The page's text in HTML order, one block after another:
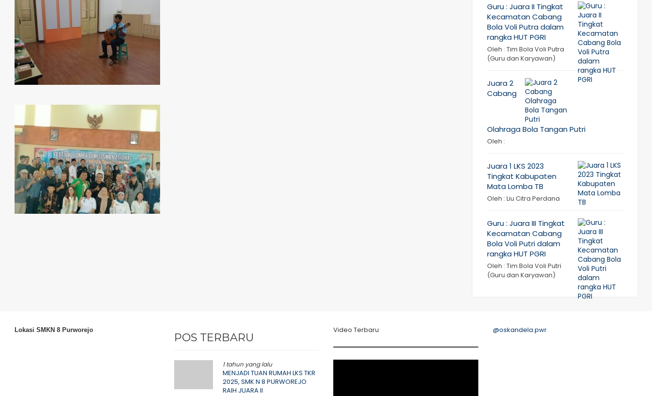
Guru : Juara II Tingkat
Kecamatan Cabang
Bola Voli Putra dalam
rangka HUT PGRI
Oleh : Tim Bola Voli Putra
(Guru dan Karyawan)
Juara 2
Cabang
Olahraga Bola Tangan Putri
Oleh :
Juara 1 LKS 2023
Tingkat Kabupaten
Mata Lomba TB
Oleh : Liu Citra Perdana
Guru : Juara III Tingkat
Kecamatan Cabang
Bola Voli Putri dalam
rangka HUT PGRI
Oleh : Tim Bola Voli Putri
(Guru dan Karyawan)
Lokasi SMKN 8 Purworejo
POS TERBARU
1 tahun yang lalu
MENJADI TUAN RUMAH LKS TKR
2025, SMK N 8 PURWOREJO
RAIH JUARA II
Video Terbaru @oskandela.pwr